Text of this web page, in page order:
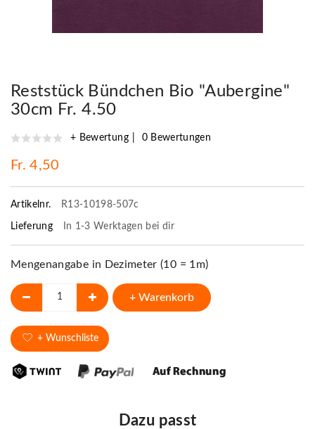
Reststück Bündchen Bio "Aubergine"
30cm Fr. 4.50
+ Bewertung 0 Bewertungen
Fr. 4,50
Artikelnr. R13-10198-507c
Lieferung In 1-3 Werktagen bei dir
Mengenangabe in Dezimeter (10 = 1m)
+ Warenkorb
+ Wunschliste
Dazu passt